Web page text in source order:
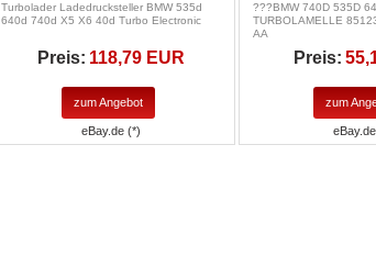
Turbolader Ladedrucksteller BMW 535d
640d 740d X5 X6 40d Turbo Electronic
Preis: 118,79 EUR
zum Angebot
eBay.de (*)
???BMW 740D 535D
TURBOLAMELLE
AA
Preis:
zum